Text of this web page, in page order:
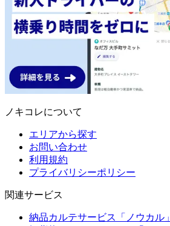
ノキコレについて
エリアから探す
お問い合わせ
利用規約
プライバリシーポリシー
関連サービス
納品カルテサービス「ノウカル」